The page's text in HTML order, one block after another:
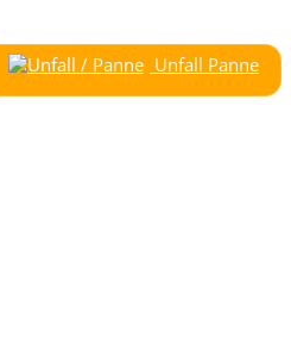
Unfall Panne